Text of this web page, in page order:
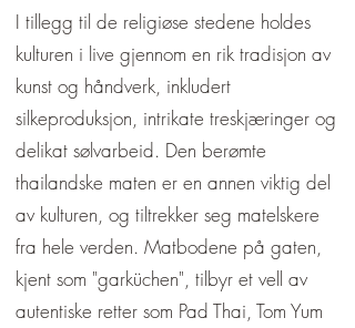
Dette katastrofale tapet førte til
etableringen av Chakri-dynastiet,
som fortsatt regjerer i Thailand i
dag. Under kong Rama I. ble den
nye hovedstaden Bangkok
grunnlagt, som ble kjent som
"Englenes by". 1800-tallet var en
tid med modernisering og motstand
mot kolonialisme. Mens de
omkringliggende landene ble
erobret av europeiske makter,
I tillegg til de religiøse stedene holdes
kulturen i live gjennom en rik tradisjon av
kunst og håndverk, inkludert
silkeproduksjon, intrikate treskjæringer og
delikat sølvarbeid. Den berømte
thailandske maten er en annen viktig del
av kulturen, og tiltrekker seg matelskere
fra hele verden. Matbodene på gaten,
kjent som "garküchen", tilbyr et vell av
autentiske retter som Pad Thai, Tom Yum